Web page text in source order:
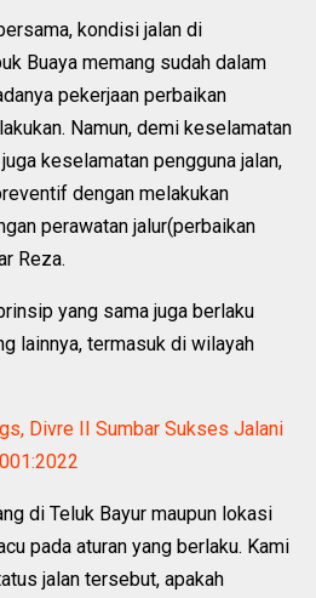
kondisi jalan di
Buaya memang sudah dalam
pekerjaan perbaikan
Namun, demi keselamatan
keselamatan pengguna jalan,
dengan melakukan
perawatan jalur(perbaikan
Reza.
yang sama juga berlaku
lainnya, termasuk di wilayah
Divre II Sumbar Sukses Jalani
di Teluk Bayur maupun lokasi
pada aturan yang berlaku. Kami
jalan tersebut, apakah